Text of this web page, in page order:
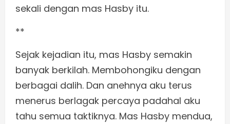
sekali dengan mas Hasby itu.
**
Sejak kejadian itu, mas Hasby semakin
banyak berkilah. Membohongiku dengan
berbagai dalih. Dan anehnya aku terus
menerus berlagak percaya padahal aku
tahu semua taktiknya. Mas Hasby mendua,